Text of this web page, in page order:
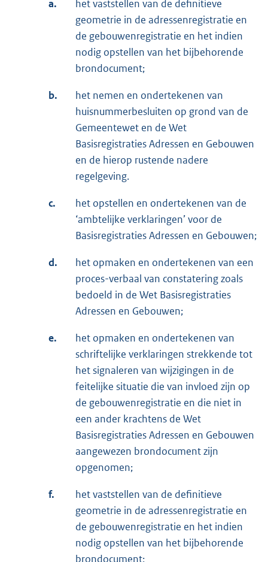
a.
het vaststellen van de definitieve
geometrie in de adressenregistratie en
de gebouwenregistratie en het indien
nodig opstellen van het bijbehorende
brondocument;
b.
het nemen en ondertekenen van
huisnummerbesluiten op grond van de
Gemeentewet en de Wet
Basisregistraties Adressen en Gebouwen
en de hierop rustende nadere
regelgeving.
c.
het opstellen en ondertekenen van de
‘ambtelijke verklaringen’ voor de
Basisregistraties Adressen en Gebouwen;
d.
het opmaken en ondertekenen van een
proces-verbaal van constatering zoals
bedoeld in de Wet Basisregistraties
Adressen en Gebouwen;
e.
het opmaken en ondertekenen van
schriftelijke verklaringen strekkende tot
het signaleren van wijzigingen in de
feitelijke situatie die van invloed zijn op
de gebouwenregistratie en die niet in
een ander krachtens de Wet
Basisregistraties Adressen en Gebouwen
aangewezen brondocument zijn
opgenomen;
f.
het vaststellen van de definitieve
geometrie in de adressenregistratie en
de gebouwenregistratie en het indien
nodig opstellen van het bijbehorende
brondocument;